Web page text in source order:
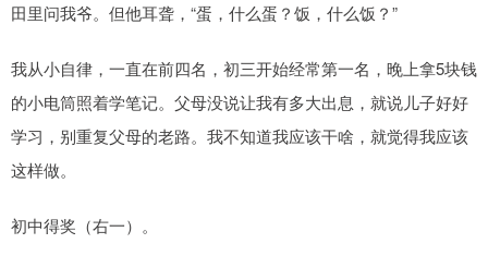
田里问我爷。但他耳聋，“蛋，什么蛋？饭，什么饭？”
我从小自律，一直在前四名，初三开始经常第一名，晚上拿5块钱
的小电筒照着学笔记。父母没说让我有多大出息，就说儿子好好
学习，别重复父母的老路。我不知道我应该干啥，就觉得我应该
这样做。
初中得奖（右一）。